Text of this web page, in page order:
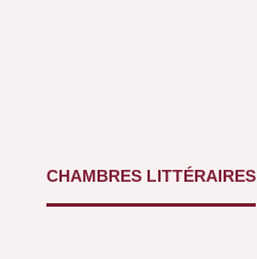
CHAMBRES LITTÉRAIRES